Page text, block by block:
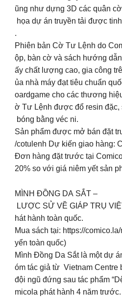
ũng như dựng 3D các quân
họa dự án truyền tải được
.
Phiên bản Cờ Tư Lệnh do
ộp, bàn cờ và sách hướng
ấy chất lượng cao, gia công
ủa nhà máy đạt tiêu chuẩn
oardgame cho các thương
ờ Tư Lệnh được đổ resin đặc,
bóng bằng véc ni.
Sản phẩm được mở bán đặt
/cotulenh Dự kiến giao hàng:
Đơn hàng đặt trước tại
20% so với giá niêm yết sản
MÌNH ĐỒNG DA SẮT –
LƯỢC SỬ VỀ GIÁP TRỤ
hát hành toàn quốc.
Mua sách tại: https://
yển toàn quốc)
Mình Đồng Da Sắt là một dự
óm tác giả từ Vietnam Centre
đội ngũ đứng sau tác phẩm
micola phát hành 4 năm trước.